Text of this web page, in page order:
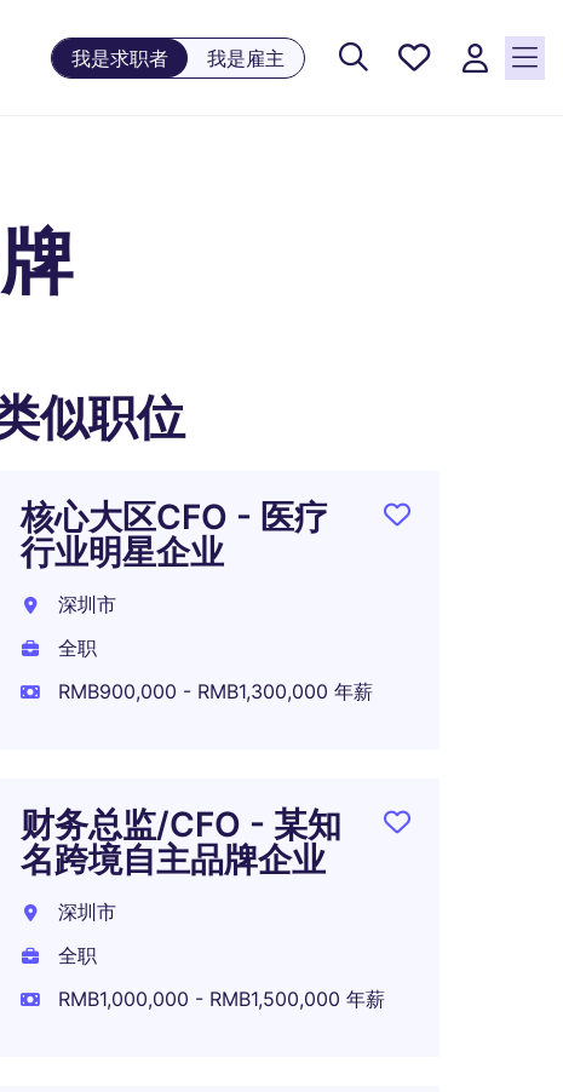
我是求职者 我是雇主
保存工
似职位
核心大区CFO - 医疗
行业明星企业
深圳市
全职
RMB900,000 - RMB1,300,000 年薪
财务总监/CFO - 某知
名跨境自主品牌企业
深圳市
全职
RMB1,000,000 - RMB1,500,000 年薪